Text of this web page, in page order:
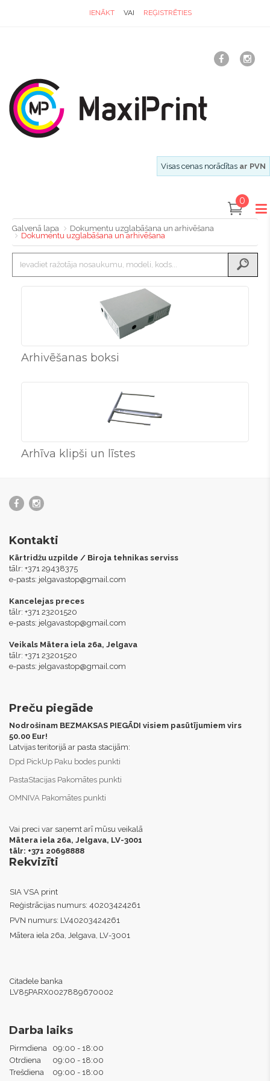
IENĀKT VAI REĢISTRĒTIES
Visas cenas norādītas ar PVN
0
Galvenā lapa
Dokumentu uzglabāšana un arhivēšana
Dokumentu uzglabāšana un arhivēšana
Arhivēšanas boksi
Arhīva klipši un līstes
Kontakti
Kārtridžu uzpilde / Biroja tehnikas serviss
tālr: +371 29438375
e-pasts: jelgavastop@gmail.com
Kancelejas preces
tālr: +371 23201520
e-pasts: jelgavastop@gmail.com
Veikals Mātera iela 26a, Jelgava
tālr: +371 23201520
e-pasts: jelgavastop@gmail.com
Preču piegāde
Nodrošinam BEZMAKSAS PIEGĀDI visiem pasūtījumiem virs
50.00 Eur!
Latvijas teritorijā ar pasta stacijām:
Dpd PickUp Paku bodes punkti
PastaStacijas Pakomātes punkti
OMNIVA Pakomātes punkti
Vai preci var saņemt arī mūsu veikalā
Mātera iela 26a, Jelgava, LV-3001
tālr: +371 20698888
Rekvizīti
SIA VSA print
Reģistrācijas numurs: 40203424261
PVN numurs: LV40203424261
Mātera iela 26a, Jelgava, LV-3001
Citadele banka
LV85PARX0027889670002
Darba laiks
Pirmdiena
09:00 - 18:00
Otrdiena
09:00 - 18:00
Trešdiena
09:00 - 18:00